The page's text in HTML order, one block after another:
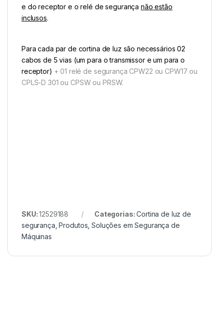
e do receptor e o relé de segurança não estão
inclusos.
Para cada par de cortina de luz são necessários 02
cabos de 5 vias (um para o transmissor e um para o
receptor) + 01 relé de segurança CPW22 ou CPW17 ou
CPLS-D 301 ou CPSW ou PRSW.
SKU:12529188 Categorias:Cortina de luz de
segurança ,Produtos ,Soluções em Segurança de
Máquinas